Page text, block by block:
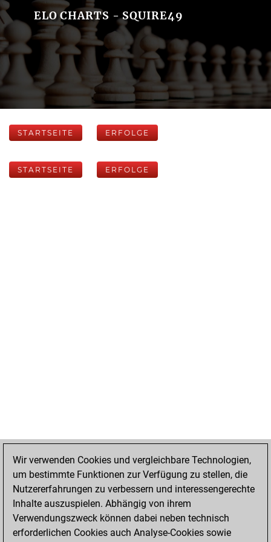
ELO CHARTS - SQUIRE49
STARTSEITE ERFOLGE
STARTSEITE ERFOLGE
Wir verwenden Cookies und vergleichbare Technologien,
um bestimmte Funktionen zur Verfügung zu stellen, die
Nutzererfahrungen zu verbessern und interessengerechte
Inhalte auszuspielen. Abhängig von ihrem
Verwendungszweck können dabei neben technisch
erforderlichen Cookies auch Analyse-Cookies sowie